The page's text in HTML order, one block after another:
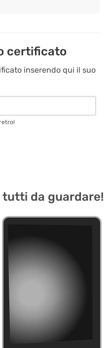
certificato
inserendo qui il suo
da guardare!